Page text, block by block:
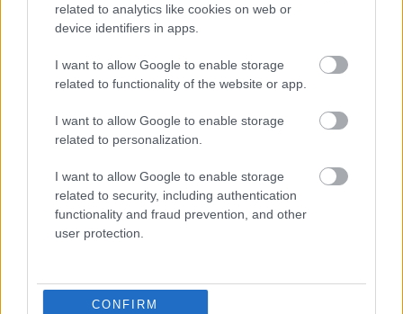
related to analytics like cookies on web or
device identifiers in apps.
I want to allow Google to enable storage
related to functionality of the website or app.
I want to allow Google to enable storage
related to personalization.
I want to allow Google to enable storage
related to security, including authentication
functionality and fraud prevention, and other
user protection.
CONFIRM
Ο Εμπορικός Διευθυντής της Sky Express
κύριος Γιάννης Λυδάκης δήλωσε:
«H νέα συμφωνία διασύνδεσης με την Cyprus